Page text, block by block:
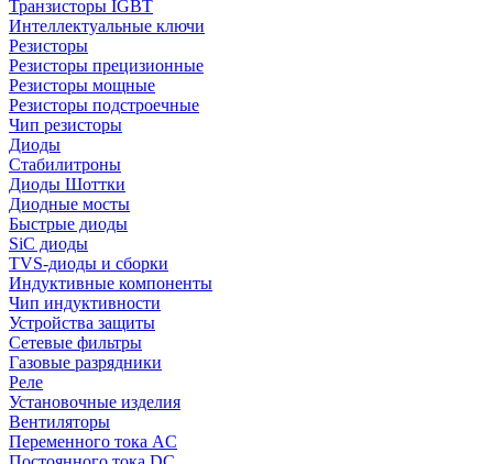
Транзисторы IGBT
Интеллектуальные ключи
Резисторы
Резисторы прецизионные
Резисторы мощные
Резисторы подстроечные
Чип резисторы
Диоды
Стабилитроны
Диоды Шоттки
Диодные мосты
Быстрые диоды
SiC диоды
TVS-диоды и сборки
Индуктивные компоненты
Чип индуктивности
Устройства защиты
Сетевые фильтры
Газовые разрядники
Реле
Установочные изделия
Вентиляторы
Переменного тока AC